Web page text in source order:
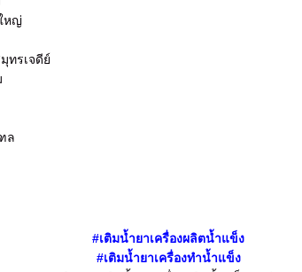
หญ่
ทรเจดีย์
ล
#เติมน้ำยาเครื่องผลิตน้ำแข็ง
#เติมน้ำยาเครื่องทำน้ำแข็ง